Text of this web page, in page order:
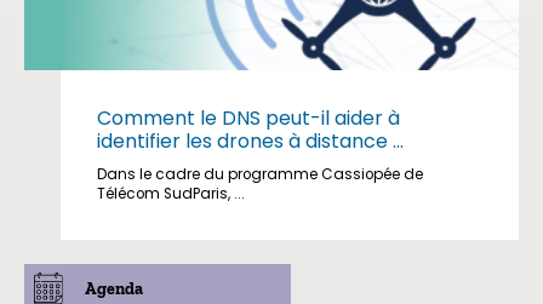
Comment le DNS peut-il aider à
identifier les drones à distance ...
Dans le cadre du programme Cassiopée de
Télécom SudParis, ...
Agenda